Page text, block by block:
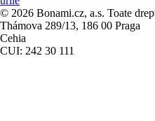
© 2026 Bonami.cz, a.s. Toate
Thámova 289/13, 186 00 Praga
Cehia
CUI: 242 30 111